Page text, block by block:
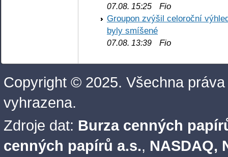
07.08. 15:25 Fio
Groupon zvýšil celoroční
byly smíšené
07.08. 13:39 Fio
Copyright © 2025. Všechna práva
vyhrazena.
Zdroje dat: Burza cenných
cenných papírů a.s., NASDAQ,